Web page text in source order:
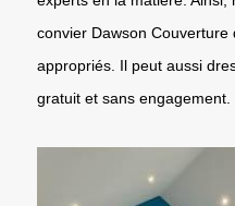
convier Dawson Couverture
appropriés. Il peut aussi
gratuit et sans engagement.